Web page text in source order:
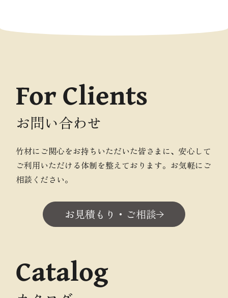
For Clients
お問い合わせ
竹材にご関心をお持ちいただいた皆さまに、安心して
ご利用いただける体制を整えております。お気軽にご
相談ください。
お見積もり・ご相談
Catalog